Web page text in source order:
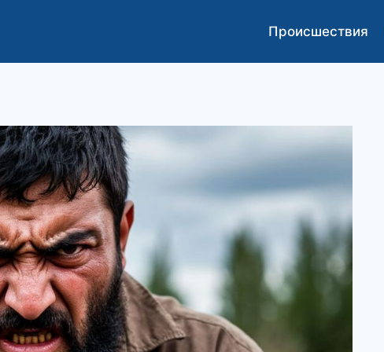
Происшествия